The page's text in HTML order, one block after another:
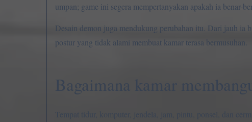
umpan; game ini segera mempertanyakan apakah ia benar-
Desain demon juga mendukung perubahan itu. Dari jauh ia
postur yang tidak alami membuat kamar terasa bermusuhan.
Bagaimana kamar
Tempat tidur, komputer, jendela, jam, pintu, ponsel, dan